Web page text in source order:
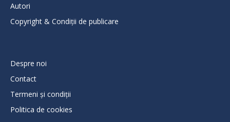
Autori
Copyright & Condiții de publicare
Despre noi
Contact
Termeni și condiții
Politica de cookies